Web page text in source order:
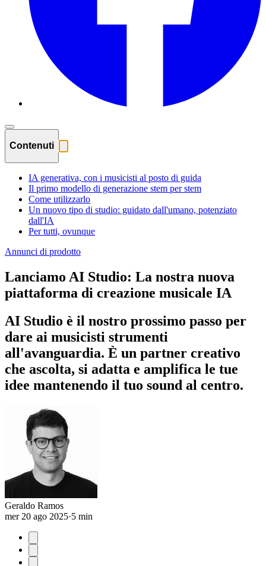
Contenuti
IA generativa, con i musicisti al posto di guida
Il primo modello di generazione stem per stem
Come utilizzarlo
Un nuovo tipo di studio: guidato dall'umano, potenziato
dall'IA
Per tutti, ovunque
Annunci di prodotto
Lanciamo AI Studio: La nostra nuova
piattaforma di creazione musicale IA
AI Studio è il nostro prossimo passo per
dare ai musicisti strumenti
all'avanguardia. È un partner creativo
che ascolta, si adatta e amplifica le tue
idee mantenendo il tuo sound al centro.
Geraldo Ramos
mer 20 ago 2025·5 min